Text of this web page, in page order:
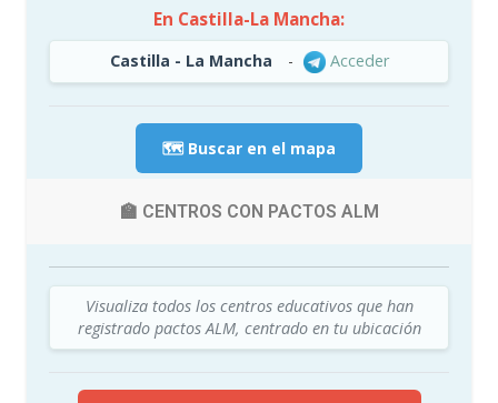
En Castilla-La Mancha:
Castilla - La Mancha - Acceder
🗺️ Buscar en el mapa
🏫 CENTROS CON PACTOS ALM
Visualiza todos los centros educativos que han
registrado pactos ALM, centrado en tu ubicación